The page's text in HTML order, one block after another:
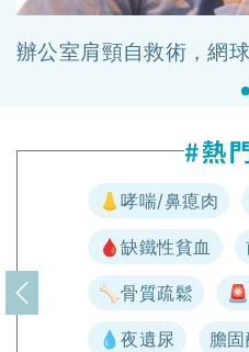
辦公室肩頸自救術，網
👃哮喘/鼻瘜肉
🩸缺鐵性貧血
🦴骨質疏鬆
💧夜遺尿 膽
上一頁